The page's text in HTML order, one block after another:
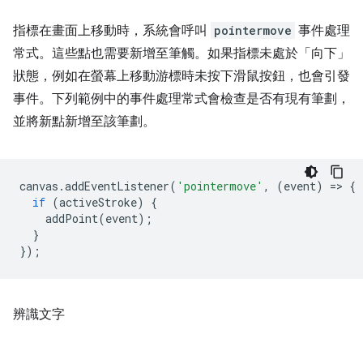
指標在畫面上移動時，系統會呼叫 pointermove 事件處理
常式。這些點也需要新增至筆觸。如果指標未處於「向下」
狀態，例如在螢幕上移動游標時未按下滑鼠按鈕，也會引發
事件。下列範例中的事件處理常式會檢查是否有現有筆劃，
並將新點新增至該筆劃。
canvas .addEventListener( 'pointermove' , (event) => {
if (activeStroke)
{
addPoint(event);
}
});
辨識文字